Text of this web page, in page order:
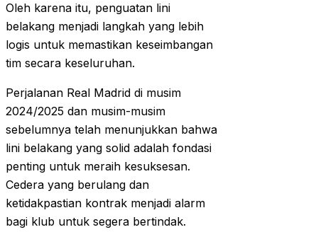
Oleh karena itu, penguatan lini
belakang menjadi langkah yang lebih
logis untuk memastikan keseimbangan
tim secara keseluruhan.
Perjalanan Real Madrid di musim
2024/2025 dan musim-musim
sebelumnya telah menunjukkan bahwa
lini belakang yang solid adalah fondasi
penting untuk meraih kesuksesan.
Cedera yang berulang dan
ketidakpastian kontrak menjadi alarm
bagi klub untuk segera bertindak.